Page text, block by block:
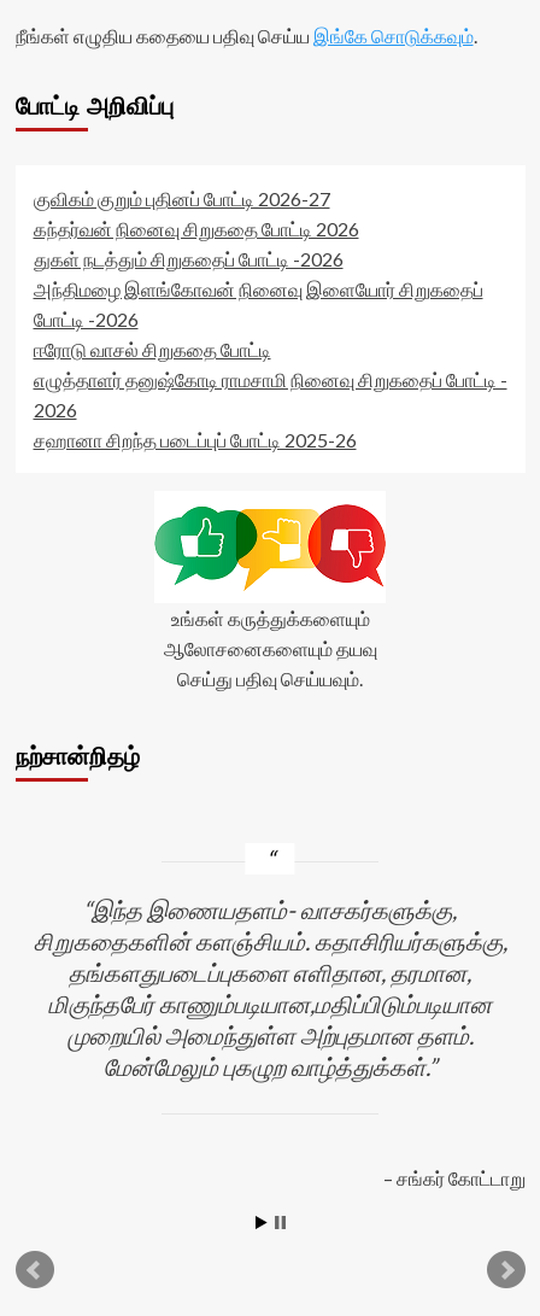
</div>
stars-
</span>
</div>
data-
data-
rater-
readonly='true'
data-
readonly-
attribute='true'
>
</div>
<span
class='yasr-
title-
average'>0
</div>
நீங்கள் எழுதிய கதையை பதிவு செய்ய இங்கே சொடுக்கவும்.
போட்டி அறிவிப்பு
குவிகம் குறும் புதினப் போட்டி 2026-27
கந்தர்வன் நினைவு சிறுகதை போட்டி 2026
துகள் நடத்தும் சிறுகதைப் போட்டி -2026
அந்திமழை இளங்கோவன் நினைவு இளையோர் சிறுகதைப்
போட்டி -2026
ஈரோடு வாசல் சிறுகதை போட்டி
எழுத்தாளர் தனுஷ்கோடி ராமசாமி நினைவு சிறுகதைப் போட்டி -
2026
சஹானா சிறந்த படைப்புப் போட்டி 2025-26
உங்கள் கருத்துக்களையும்
ஆலோசனைகளையும் தயவு
செய்து பதிவு செய்யவும்.
நற்சான்றிதழ்
இந்த இணையதளம்- வாசகர்களுக்கு,
சிறுகதைகளின் களஞ்சியம். கதாசிரியர்களுக்கு,
தங்களதுபடைப்புகளை எளிதான, தரமான,
மிகுந்தபேர் காணும்படியான,மதிப்பிடும்படியான
முறையில் அமைந்துள்ள அற்புதமான தளம்.
மேன்மேலும் புகழுற வாழ்த்துக்கள்.
சங்கர் கோட்டாறு